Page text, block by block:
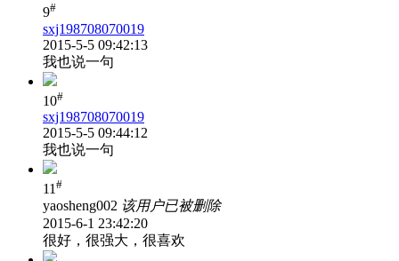
9#
sxj198708070019
2015-5-5 09:42:13
我也说一句
10#
sxj198708070019
2015-5-5 09:44:12
我也说一句
11 #
yaosheng002 该用户已被删除
2015-6-1 23:42:20
很好，很强大，很喜欢